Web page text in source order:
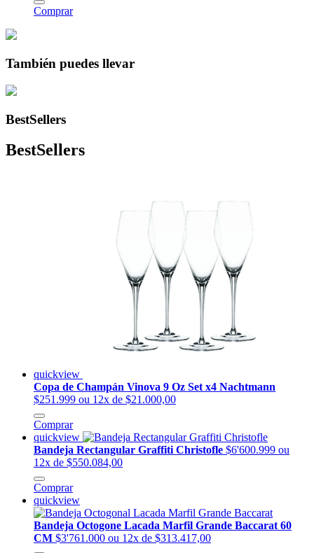
Comprar
También puedes llevar
BestSellers
BestSellers
quickview
Copa de Champán Vinova 9 Oz Set x4 Nachtmann
$251.999 ou 12x de $21.000,00
Comprar
quickview
Bandeja Rectangular Graffiti Christofle $6'600.999 ou
12x de $550.084,00
Comprar
quickview
Bandeja Octogone Lacada Marfil Grande Baccarat 60
CM $3'761.000 ou 12x de $313.417,00